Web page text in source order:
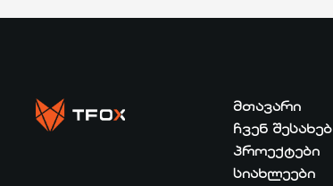
ᲛᲗᲐᲕᲐᲠᲘ
ᲩᲕᲔᲜ ᲨᲔᲡᲐᲮᲔᲑ
ᲞᲠᲝᲔᲥᲢᲔᲑᲘ
ᲡᲘᲐᲮᲚᲔᲔᲑᲘ